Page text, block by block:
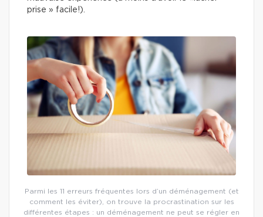
prise » facile!).
Parmi les 11 erreurs fréquentes lors d’un déménagement (et
comment les éviter), on trouve la procrastination sur les
différentes étapes : un déménagement ne peut se régler en